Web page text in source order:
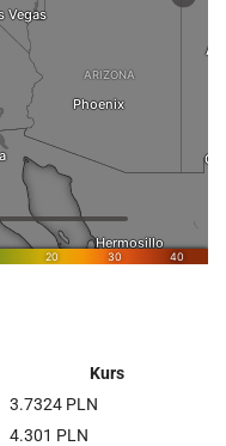
Kurs
3.7324 PLN
4.301 PLN